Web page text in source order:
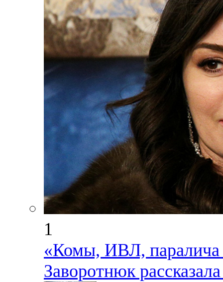
1
«Комы, ИВЛ, паралича
Заворотнюк